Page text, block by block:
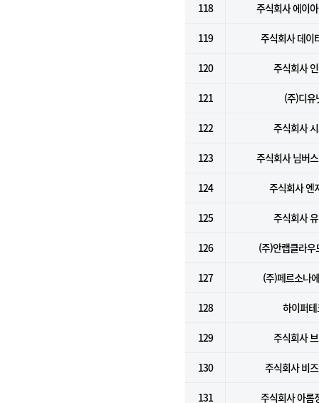
118 주식회사 에이
119 주식회사 데이
120 주식회사
121 (주)디유
122 주식회사
123 주식회사 님버
124 주식회사 엔
125 주식회사
126 (주)안랩클라우
127 (주)페르소나
128 하이퍼
129 주식회사
130 주식회사 비
131 주식회사 아롬